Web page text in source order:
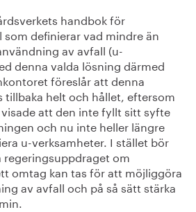
handbok för
definierar vad mindre än
av avfall (u-
denna valda lösning därmed
föreslår att denna
tillbaka helt och hållet, eftersom
att den inte fyllt sitt syfte
och nu inte heller längre
u-verksamheter. I stället bör
om
omtag kan tas för att möjliggöra
av avfall och på så sätt stärka